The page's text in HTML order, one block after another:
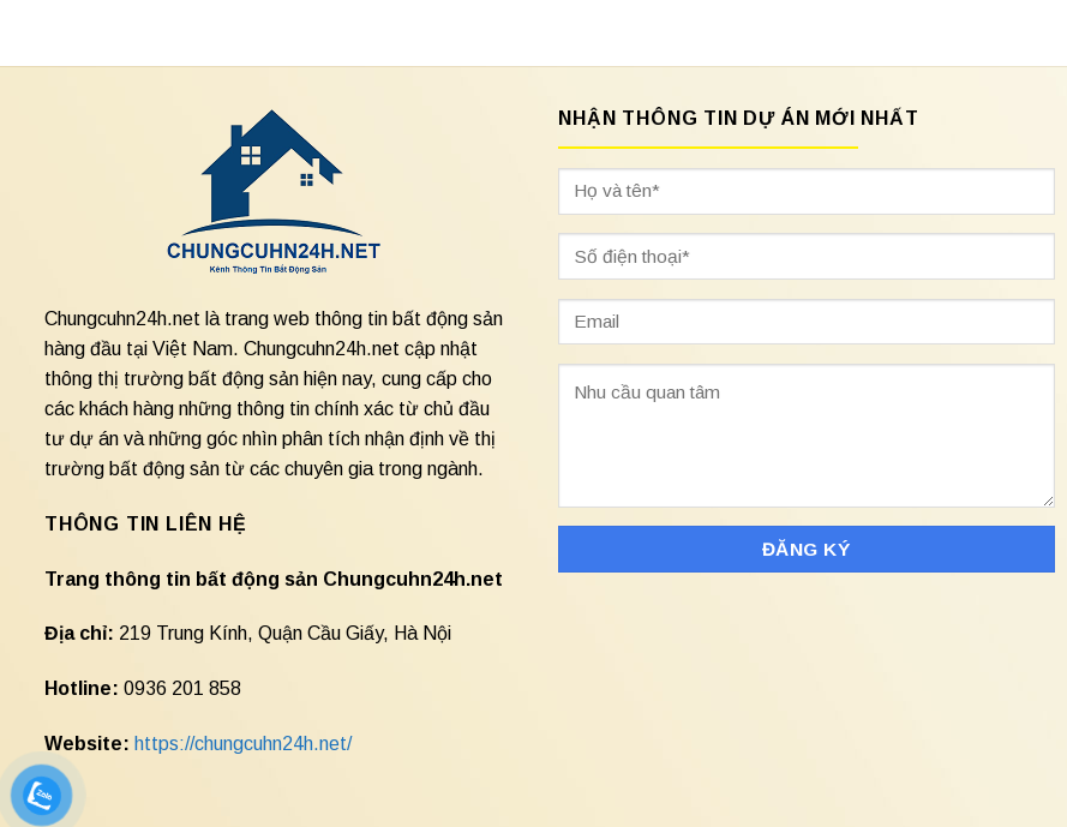
Chungcuhn24h.net là trang web thông tin bất động sản
hàng đầu tại Việt Nam. Chungcuhn24h.net cập nhật
thông thị trường bất động sản hiện nay, cung cấp cho
các khách hàng những thông tin chính xác từ chủ đầu
tư dự án và những góc nhìn phân tích nhận định về thị
trường bất động sản từ các chuyên gia trong ngành.
THÔNG TIN LIÊN HỆ
Trang thông tin bất động sản Chungcuhn24h.net
Địa chỉ: 219 Trung Kính, Quận Cầu Giấy, Hà Nội
Hotline: 0936 201 858
Website: https://chungcuhn24h.net/
NHẬN THÔNG TIN DỰ ÁN MỚI NHẤT